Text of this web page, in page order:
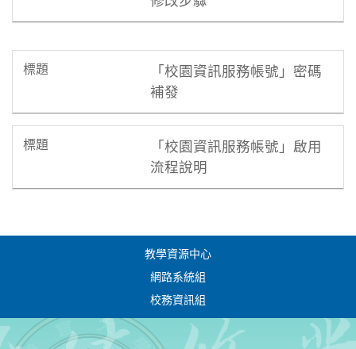
「校園資訊服務帳號」密碼
補發
「校園資訊服務帳號」啟用
流程說明
教學資源中心
網路系統組
校務資訊組